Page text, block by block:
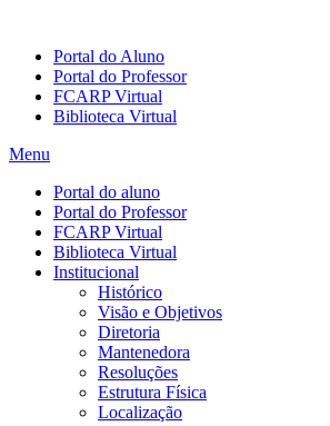
Portal do Aluno
Portal do Professor
FCARP Virtual
Biblioteca Virtual
Menu
Portal do aluno
Portal do Professor
FCARP Virtual
Biblioteca Virtual
Institucional
Histórico
Visão e Objetivos
Diretoria
Mantenedora
Resoluções
Estrutura Física
Localização